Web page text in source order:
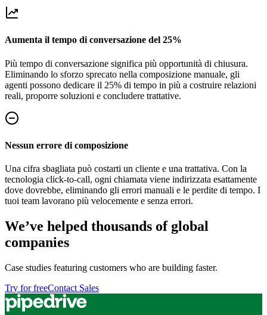
Aumenta il tempo di conversazione del 25%
Più tempo di conversazione significa più opportunità di chiusura.
Eliminando lo sforzo sprecato nella composizione manuale, gli
agenti possono dedicare il 25% di tempo in più a costruire relazioni
reali, proporre soluzioni e concludere trattative.
Nessun errore di composizione
Una cifra sbagliata può costarti un cliente e una trattativa. Con la
tecnologia click-to-call, ogni chiamata viene indirizzata esattamente
dove dovrebbe, eliminando gli errori manuali e le perdite di tempo. I
tuoi team lavorano più velocemente e senza errori.
We’ve helped thousands of global
companies
Case studies featuring customers who are building faster.
Try for freeContact Sales